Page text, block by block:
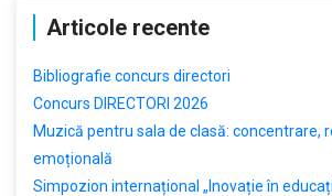
Articole recente
Bibliografie concurs directori
Concurs DIRECTORI 2026
Muzică pentru sala de clasă: concentrare,
emoțională
Simpozion internațional „Inovație în